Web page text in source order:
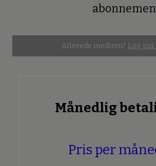
Allerede medlem? Log ind
Månedlig
Pris per